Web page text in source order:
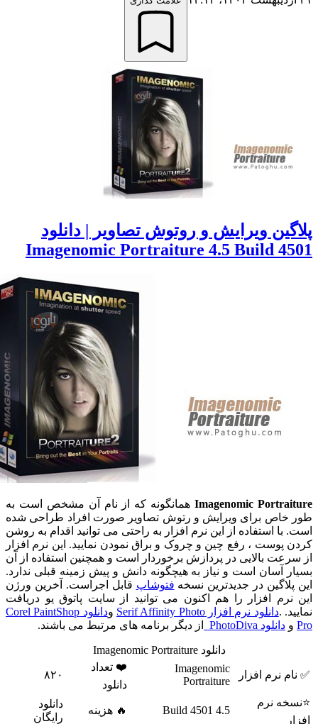
ویرایش و روتوش تصاویر | دانلود
Imagenomic Portraiture 4.5 Build
Imagenomicهمانگونه که از نام آن مشخص است به
خاص برای ویرایش و رتوش تصاویر صورت افراد طراحی شده
استفاده از این نرم افزار به راحتی می توانید اقدام به روشن
پوست ، رفع چین و چروک و براق نمودن نمایید. این نرم افزار
بالایی در پردازش برخوردار است و همچنین استفاده از آن
آسان است و نیاز به هیچگونه دانش و پیش زمینه قبلی ندارد.
در جدیدترین نسخهفتوشاپقابل اجراست. آخرین ورژن
افزار را هم اکنون می توانید از سایت پاتوق یو دریافت
.دانلود نرم افزار Serif Affinity Photo و
دانلود Corel PaintShop
دانلود PhotoDiva از دیگر برنامه های مرتبط می باشند.
دانلود Imagenomic Portraiture
نرم افزار
Imagenomic
Portraiture
❤️ تعداد
نرم
🔥 هزینه
رایگان